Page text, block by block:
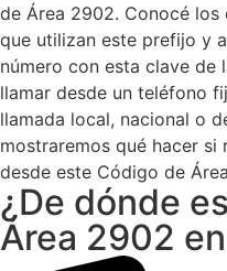
de Área 2902. Conocé
que utilizan este prefijo y
número con esta clave de
llamar desde un teléfono
llamada local, nacional o
mostraremos qué hacer
desde este Código de
¿De dónde
Área 2902